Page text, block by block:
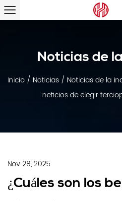
Noticias de
Inicio / Noticias / Noticias de la
neficios de elegir
Nov 28, 2025
¿Cuáles son los